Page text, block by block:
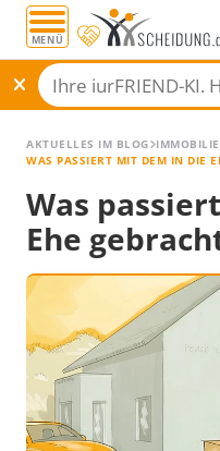
MENÜ
AKTUELLES IM BLOG
WAS PASSIERT MIT DEM IN DIE
Was
Ehe